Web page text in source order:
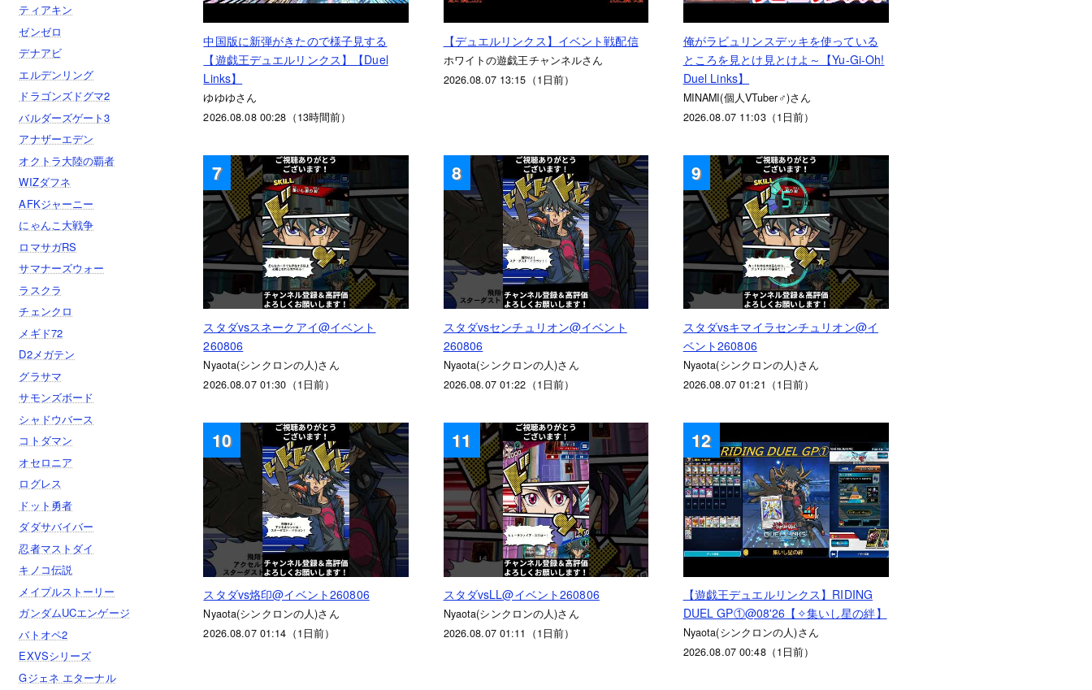
ティアキン
ゼンゼロ
デナアビ
エルデンリング
ドラゴンズドグマ2
バルダーズゲート3
アナザーエデン
オクトラ大陸の覇者
WIZダフネ
AFKジャーニー
にゃんこ大戦争
ロマサガRS
サマナーズウォー
ラスクラ
チェンクロ
メギド72
D2メガテン
グラサマ
サモンズボード
シャドウバース
コトダマン
オセロニア
ログレス
ドット勇者
ダダサバイバー
忍者マストダイ
キノコ伝説
メイプルストーリー
ガンダムUCエンゲージ
バトオペ2
EXVSシリーズ
Gジェネ エターナル
中国版に新弾がきたので様子見する
【遊戯王デュエルリンクス】【Duel
Links】
ゆゆゆさん
2026.08.08 00:28（13時間前）
【デュエルリンクス】イベント戦配信
ホワイトの遊戯王チャンネルさん
2026.08.07 13:15（1日前）
俺がラビュリンスデッキを使っている
ところを見とけ見とけよ～【Yu-Gi-Oh!
Duel Links】
MINAMI(個人VTuber♂)さん
2026.08.07 11:03（1日前）
スタダvsスネークアイ@イベント
260806
Nyaota(シンクロンの人)さん
2026.08.07 01:30（1日前）
7
スタダvsセンチュリオン@イベント
260806
Nyaota(シンクロンの人)さん
2026.08.07 01:22（1日前）
8
スタダvsキマイラセンチュリオン@イ
ベント260806
Nyaota(シンクロンの人)さん
2026.08.07 01:21（1日前）
9
スタダvs烙印@イベント260806
Nyaota(シンクロンの人)さん
2026.08.07 01:14（1日前）
10
スタダvsLL@イベント260806
Nyaota(シンクロンの人)さん
2026.08.07 01:11（1日前）
11
【遊戯王デュエルリンクス】RIDING
DUEL GP①@08'26【✧集いし星の絆】
Nyaota(シンクロンの人)さん
2026.08.07 00:48（1日前）
12